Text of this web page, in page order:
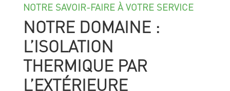
NOTRE SAVOIR-FAIRE À VOTRE SERVICE
NOTRE DOMAINE :
L’ISOLATION
THERMIQUE PAR
L’EXTÉRIEURE